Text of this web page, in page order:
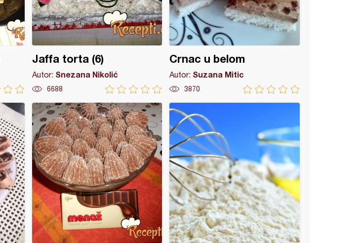
Jaffa torta (6)
Autor: Snezana Nikolić
6688
Crnac u belom
Autor: Suzana Mitic
3870